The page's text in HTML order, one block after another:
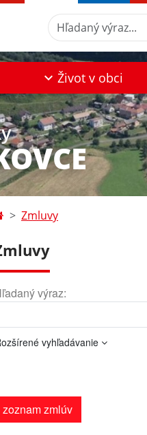
Hľadaný výraz...
Život v obci
Zmluvy
výraz:
vyhľadávanie
zoznam zmlúv